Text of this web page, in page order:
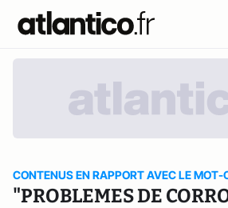
CONTENUS EN RAPPORT AVEC LE MOT-
"PROBLEMES DE